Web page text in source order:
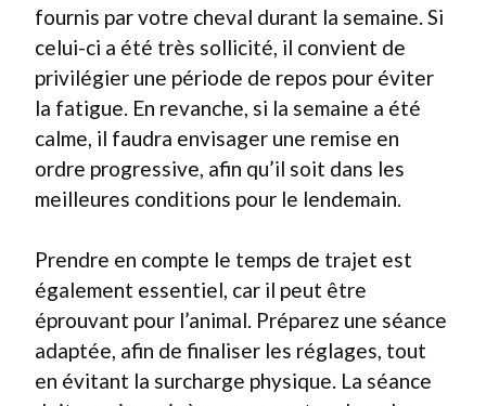
fournis par votre cheval durant la semaine. Si
celui-ci a été très sollicité, il convient de
privilégier une période de repos pour éviter
la fatigue. En revanche, si la semaine a été
calme, il faudra envisager une remise en
ordre progressive, afin qu’il soit dans les
meilleures conditions pour le lendemain.
Prendre en compte le temps de trajet est
également essentiel, car il peut être
éprouvant pour l’animal. Préparez une séance
adaptée, afin de finaliser les réglages, tout
en évitant la surcharge physique. La séance